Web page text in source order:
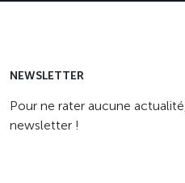
NEWSLETTER
Pour ne rater aucune
newsletter !